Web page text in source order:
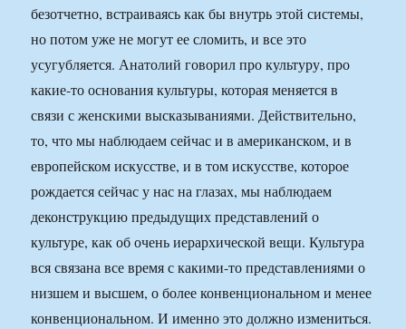
безотчетно, встраиваясь как бы внутрь этой системы,
но потом уже не могут ее сломить, и все это
усугубляется. Анатолий говорил про культуру, про
какие-то основания культуры, которая меняется в
связи с женскими высказываниями. Действительно,
то, что мы наблюдаем сейчас и в американском, и в
европейском искусстве, и в том искусстве, которое
рождается сейчас у нас на глазах, мы наблюдаем
деконструкцию предыдущих представлений о
культуре, как об очень иерархической вещи. Культура
вся связана все время с какими-то представлениями о
низшем и высшем, о более конвенциональном и менее
конвенциональном. И именно это должно измениться.